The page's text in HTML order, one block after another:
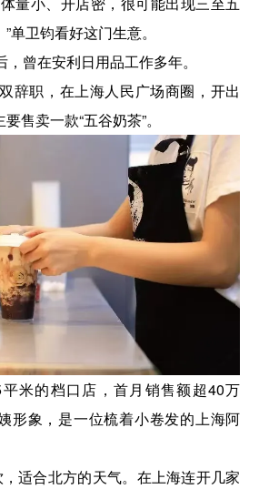
单卫钧看好这门生意。
曾在安利日用品工作多年。
辞职，在上海人民广场商圈，开出
售卖一款“五谷奶茶”。
米的档口店，首月销售额超40万
形象，是一位梳着小卷发的上海阿
，适合北方的天气。在上海连开几家